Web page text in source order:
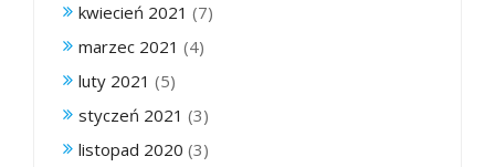
kwiecień 2021 (7)
marzec 2021 (4)
luty 2021 (5)
styczeń 2021 (3)
listopad 2020 (3)